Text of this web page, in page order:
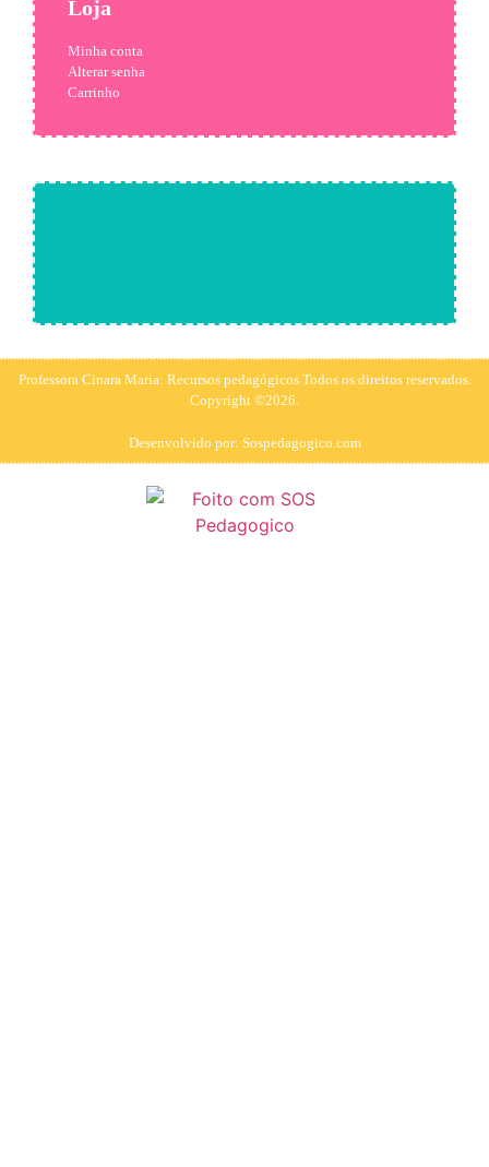
Loja
Minha conta
Alterar senha
Carrinho
Professora Cinara Maria: Recursos pedagógicos Todos os direitos reservados.
Copyright ©2026.
Desenvolvido por: Sospedagogico.com